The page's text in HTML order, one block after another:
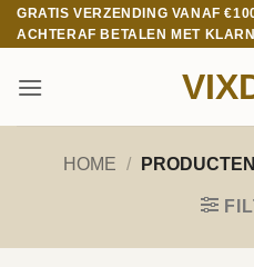
Ga
naar
GRATIS VERZENDING VANAF
ACHTERAF BETALEN MET
HOME /